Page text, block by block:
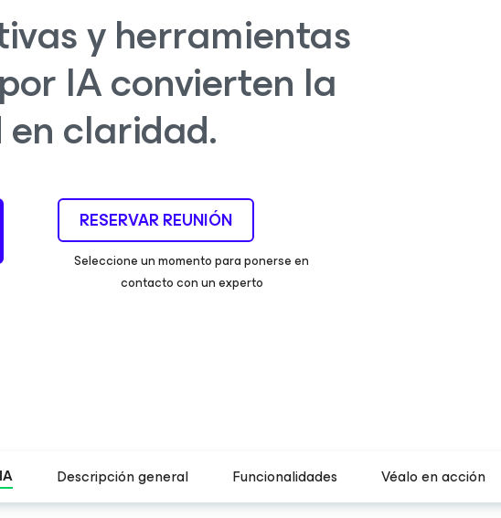
y herramientas
IA convierten la
claridad.
RESERVAR REUNIÓN
Seleccione un momento para ponerse en
contacto con un experto
Descripción general Funcionalidades Véalo en acción